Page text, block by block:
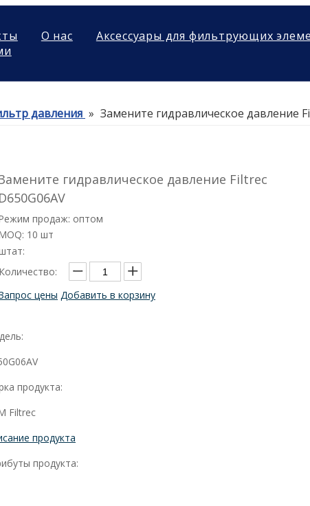
О нас Аксессуары для фильтрующих
давления » Замените гидравлическое давление
гидравлическое давление Filtrec
D650G06AV
продаж: оптом
10 шт
Количество:
цены Добавить в корзину
продукта:
Filtrec
продукта
продукта: